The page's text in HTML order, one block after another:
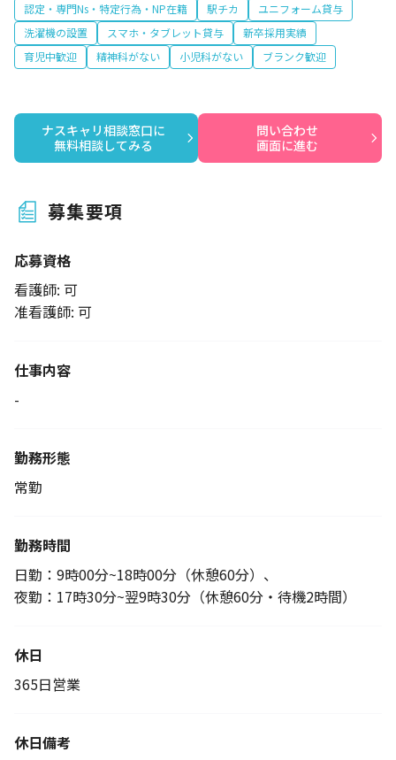
認定・専門Ns・特定行為・NP在籍
駅チカ
ユニフォーム貸与
洗濯機の設置
スマホ・タブレット貸与
新卒採用実績
育児中歓迎
精神科がない 小児科がない ブランク歓迎
ナスキャリ相談窓口に
無料相談してみる
問い合わせ
画面に進む
募集要項
応募資格
看護師: 可
准看護師: 可
仕事内容
-
勤務形態
常勤
勤務時間
日勤：9時00分~18時00分（休憩60分）、
夜勤：17時30分~翌9時30分（休憩60分・待機2時間）
休日
365日営業
休日備考